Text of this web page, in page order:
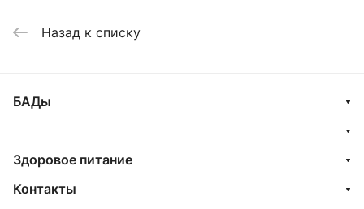
Назад к списку
БАДы
Здоровое питание
Контакты